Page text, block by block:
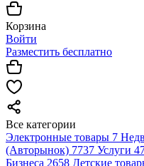
Корзина
Войти
Разместить бесплатно
Все категории
Электронные товары 7
(Авторынок) 7737 Услуги
Бизнеса 2658 Детские